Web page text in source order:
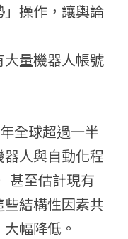
操作，讓輿論
量機器人帳號
全球超過一半
人與自動化程
甚至估計現有
結構性因素共
幅降低。